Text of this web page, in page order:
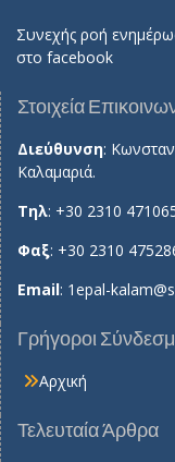
Συνεχής ροή
στο facebook
Στοιχεία
Διεύθυνση:
Καλαμαριά.
Τηλ: +30 2310
Φαξ: +30 2310
Email: 1epal-
Γρήγοροι
Αρχική
Τελευταία Άρθρα